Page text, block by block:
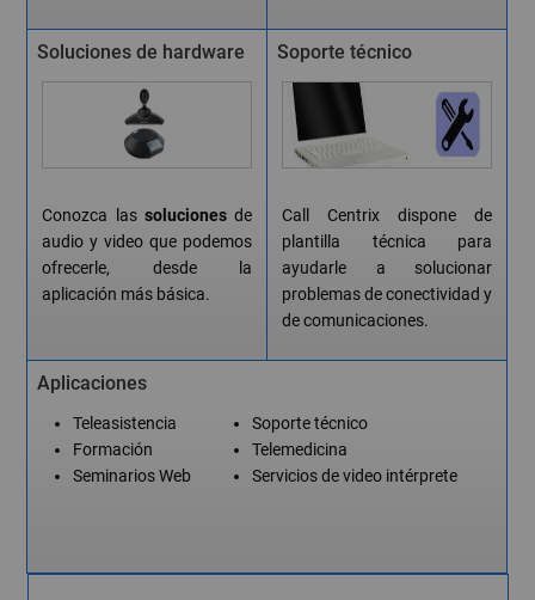
Soluciones de hardware
Conozca lassoluciones de
audio y video que podemos
ofrecerle, desde la
aplicación más básica.
Soporte técnico
Call Centrix dispone de
plantilla técnica para
ayudarle a solucionar
problemas de conectividad y
de comunicaciones.
Aplicaciones
Teleasistencia
Formación
Seminarios Web
Soporte técnico
Telemedicina
Servicios de video intérprete